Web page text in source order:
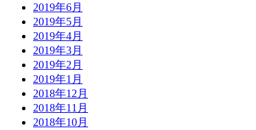
2019年6月
2019年5月
2019年4月
2019年3月
2019年2月
2019年1月
2018年12月
2018年11月
2018年10月